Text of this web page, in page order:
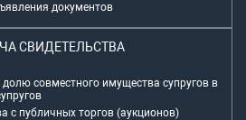
документов
СВИДЕТЕЛЬСТВА
совместного имущества супругов в
с публичных торгов (аукционов)